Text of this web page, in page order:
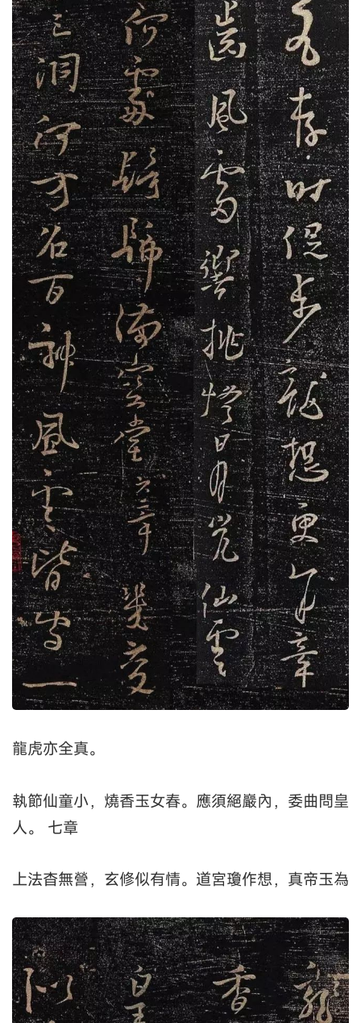
龍虎亦全真。
執節仙童小，燒香玉女春。應須絕巖內，委曲問皇
人。 七章
上法杳無營，玄修似有情。道宮瓊作想，真帝玉為